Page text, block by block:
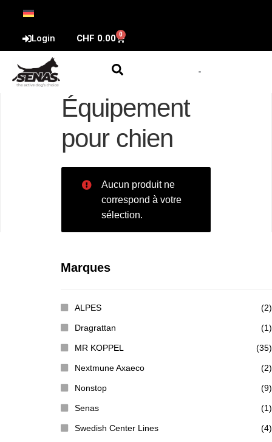
Login CHF 0.00 0
Équipement
pour chien
Aucun produit ne
correspond à votre
sélection.
Marques
ALPES (2)
Dragrattan (1)
MR KOPPEL (35)
Nextmune Axaeco (2)
Nonstop (9)
Senas (1)
Swedish Center Lines (4)